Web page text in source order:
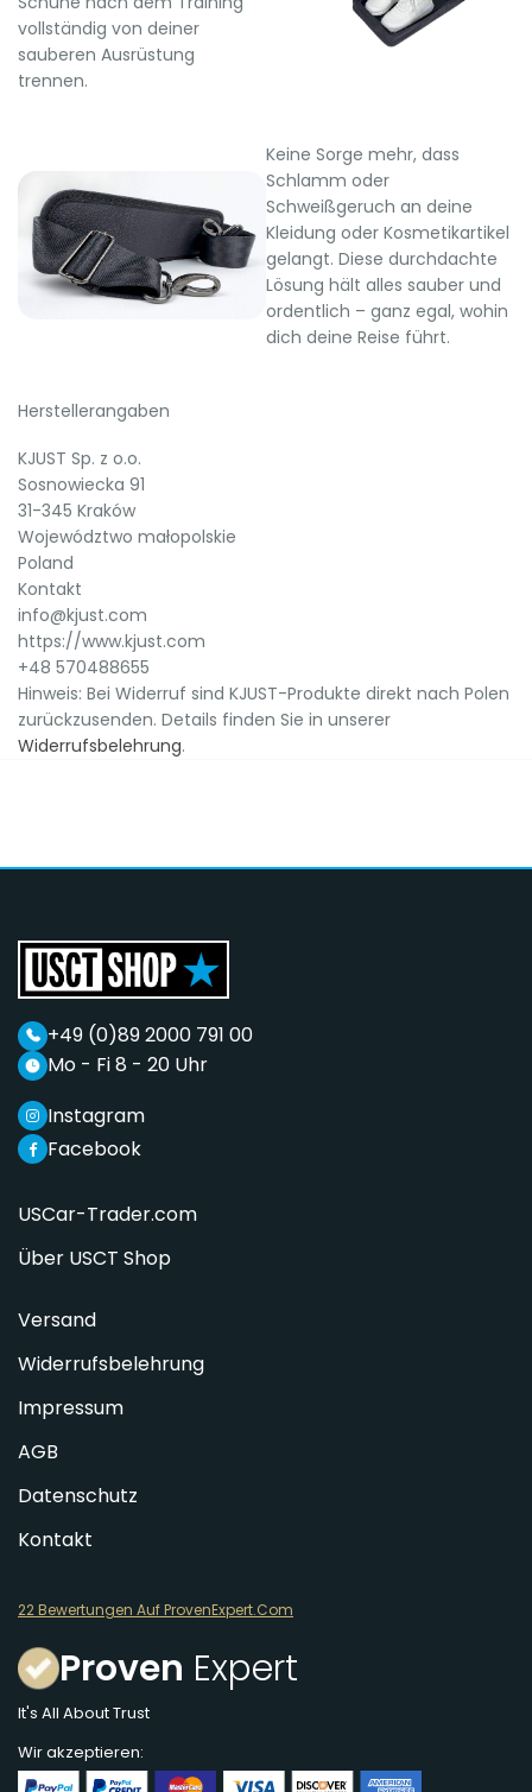
vollständig von deiner
sauberen Ausrüstung
trennen.
Keine Sorge mehr, dass
Schlamm oder
Schweißgeruch an deine
Kleidung oder Kosmetikartikel
gelangt. Diese durchdachte
Lösung hält alles sauber und
ordentlich – ganz egal, wohin
dich deine Reise führt.
Herstellerangaben
KJUST Sp. z o.o.
Sosnowiecka 91
31-345 Kraków
Województwo małopolskie
Poland
Kontakt
info@kjust.com
https://www.kjust.com
+48 570488655
Hinweis: Bei Widerruf sind KJUST-Produkte direkt nach Polen
zurückzusenden. Details finden Sie in unserer
Widerrufsbelehrung.
+49 (0)89 2000 791 00
Mo - Fi 8 - 20 Uhr
Facebook
Instagram
USCar-Trader.com
Über USCT Shop
Versand
Widerrufsbelehrung
Impressum
AGB
Datenschutz
Kontakt
22 Bewertungen Auf ProvenExpert.Com
Proven Expert
It's All About Trust
Wir akzeptieren: